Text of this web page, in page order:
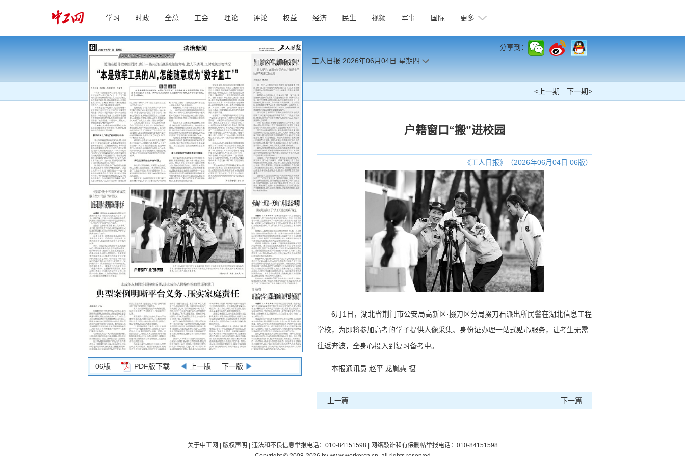
学习 时政 全总 工会 理论 评论 权益 经济 民生 视频 军事 国际 更多
分享到：
工人日报 2026年06月04日 星期四
<上一期 下一期>
06版 PDF版下载 上一版 下一版
户籍窗口“搬”进校园
《工人日报》（2026年06月04日 06版）
6月1日，湖北省荆门市公安局高新区·掇刀区分局掇刀石派出所民警在湖北信息工程
学校，为即将参加高考的学子提供人像采集、身份证办理一站式贴心服务，让考生无需
往返奔波，全身心投入到复习备考中。
本报通讯员 赵平 龙胤奭 摄
上一篇 下一篇
关于中工网 版权声明
| 违法和不良信息举报电话：010-84151598 | 网络敲诈和有偿删帖举报电话：010-84151598